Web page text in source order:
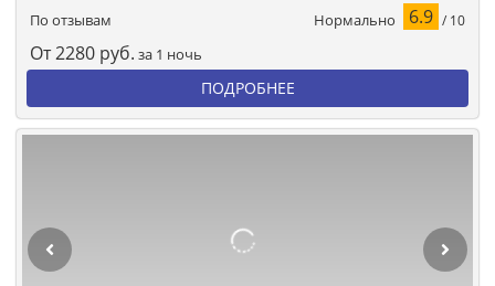
По отзывам
Нормально 6.9 / 10
От2280 руб. за 1 ночь
ПОДРОБНЕЕ